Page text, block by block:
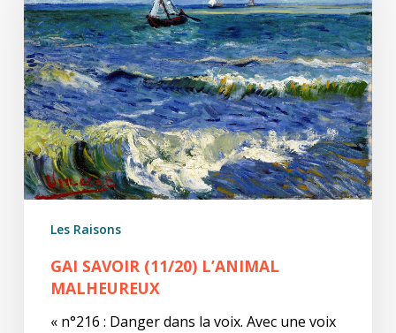
L’animal
malheureux
Les Raisons
GAI SAVOIR (11/20) L’ANIMAL
MALHEUREUX
« n°216 : Danger dans la voix. Avec une voix